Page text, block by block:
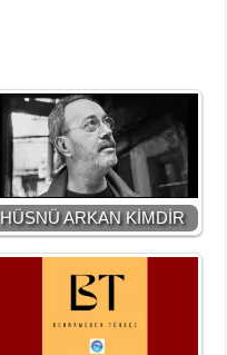
HÜSNÜ ARKAN KİMDİR